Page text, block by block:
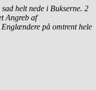
helt nede i Bukserne. 2
Angreb af
på omtrent hele